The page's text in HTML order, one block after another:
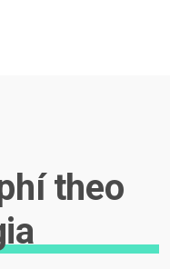
theo